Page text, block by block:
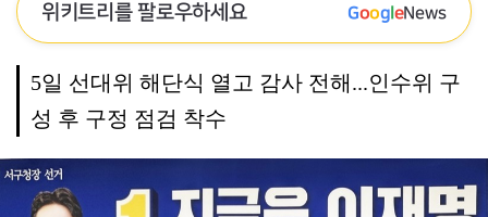
위키트리를 팔로우하세요 GoogleNews
5일 선대위 해단식 열고 감사 전해...인수위 구
성 후 구정 점검 착수